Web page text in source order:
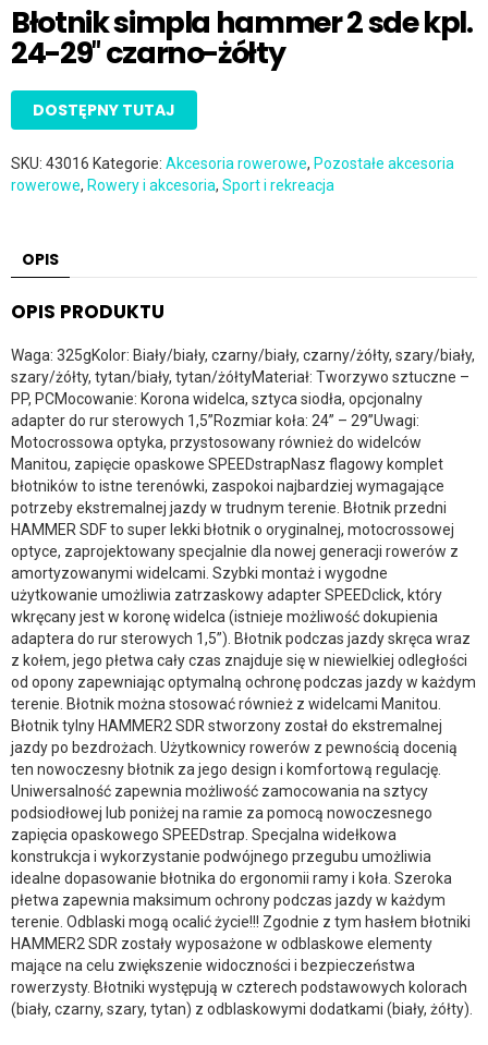
Błotnik simpla hammer 2 sde kpl.
24-29″ czarno-żółty
DOSTĘPNY TUTAJ
SKU: 43016 Kategorie: Akcesoria rowerowe, Pozostałe akcesoria
rowerowe, Rowery i akcesoria, Sport i rekreacja
OPIS
OPIS PRODUKTU
Waga: 325gKolor: Biały/biały, czarny/biały, czarny/żółty, szary/biały,
szary/żółty, tytan/biały, tytan/żółtyMateriał: Tworzywo sztuczne –
PP, PCMocowanie: Korona widelca, sztyca siodła, opcjonalny
adapter do rur sterowych 1,5”Rozmiar koła: 24” – 29”Uwagi:
Motocrossowa optyka, przystosowany również do widelców
Manitou, zapięcie opaskowe SPEEDstrapNasz flagowy komplet
błotników to istne terenówki, zaspokoi najbardziej wymagające
potrzeby ekstremalnej jazdy w trudnym terenie. Błotnik przedni
HAMMER SDF to super lekki błotnik o oryginalnej, motocrossowej
optyce, zaprojektowany specjalnie dla nowej generacji rowerów z
amortyzowanymi widelcami. Szybki montaż i wygodne
użytkowanie umożliwia zatrzaskowy adapter SPEEDclick, który
wkręcany jest w koronę widelca (istnieje możliwość dokupienia
adaptera do rur sterowych 1,5”). Błotnik podczas jazdy skręca wraz
z kołem, jego płetwa cały czas znajduje się w niewielkiej odległości
od opony zapewniając optymalną ochronę podczas jazdy w każdym
terenie. Błotnik można stosować również z widelcami Manitou.
Błotnik tylny HAMMER2 SDR stworzony został do ekstremalnej
jazdy po bezdrożach. Użytkownicy rowerów z pewnością docenią
ten nowoczesny błotnik za jego design i komfortową regulację.
Uniwersalność zapewnia możliwość zamocowania na sztycy
podsiodłowej lub poniżej na ramie za pomocą nowoczesnego
zapięcia opaskowego SPEEDstrap. Specjalna widełkowa
konstrukcja i wykorzystanie podwójnego przegubu umożliwia
idealne dopasowanie błotnika do ergonomii ramy i koła. Szeroka
płetwa zapewnia maksimum ochrony podczas jazdy w każdym
terenie. Odblaski mogą ocalić życie!!! Zgodnie z tym hasłem błotniki
HAMMER2 SDR zostały wyposażone w odblaskowe elementy
mające na celu zwiększenie widoczności i bezpieczeństwa
rowerzysty. Błotniki występują w czterech podstawowych kolorach
(biały, czarny, szary, tytan) z odblaskowymi dodatkami (biały, żółty).